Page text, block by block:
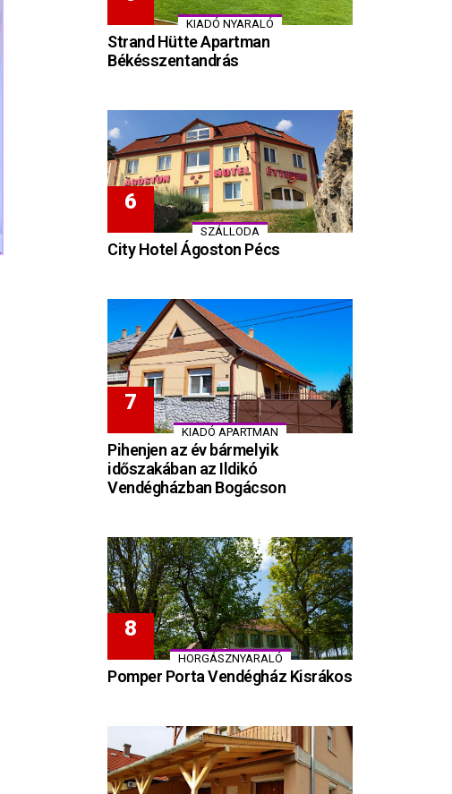
KIADÓ NYARALÓ
Strand Hütte Apartman
Békésszentandrás
SZÁLLODA
City Hotel Ágoston Pécs
KIADÓ APARTMAN
Pihenjen az év bármelyik
időszakában az Ildikó
Vendégházban Bogácson
HORGÁSZNYARALÓ
Pomper Porta Vendégház Kisrákos